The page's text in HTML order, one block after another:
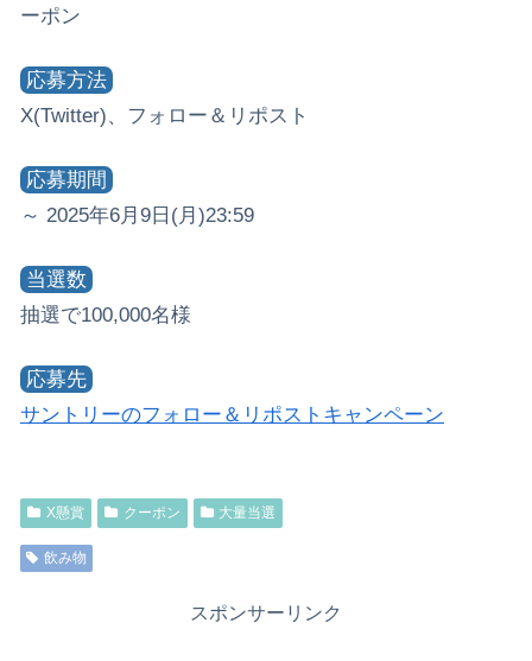
ーポン
応募方法
X(Twitter)、フォロー＆リポスト
応募期間
～ 2025年6月9日(月)23:59
当選数
抽選で100,000名様
応募先
サントリーのフォロー＆リポストキャンペーン
X懸賞 クーポン 大量当選
飲み物
スポンサーリンク